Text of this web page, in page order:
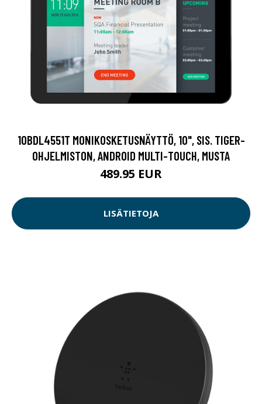
10BDL4551T MONIKOSKETUSNÄYTTÖ, 10", SIS. TIGER-
OHJELMISTON, ANDROID MULTI-TOUCH, MUSTA
489.95 EUR
LISÄTIETOJA